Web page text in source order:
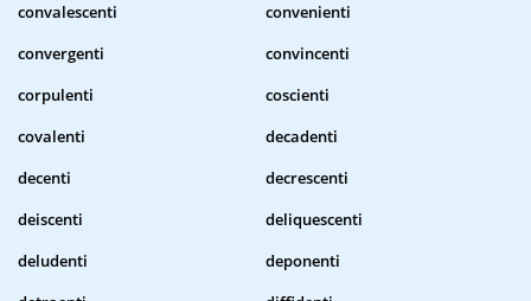
convalescenti
convenienti
convergenti
convincenti
corpulenti
coscienti
covalenti
decadenti
decenti
decrescenti
deiscenti
deliquescenti
deludenti
deponenti